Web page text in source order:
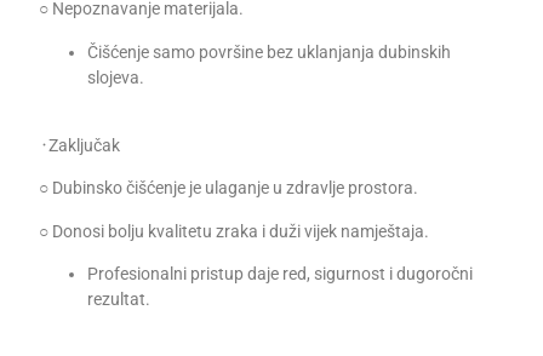
○ Nepoznavanje materijala.
Čišćenje samo površine bez uklanjanja dubinskih
slojeva.
᠂ Zaključak
○ Dubinsko čišćenje je ulaganje u zdravlje prostora.
○ Donosi bolju kvalitetu zraka i duži vijek namještaja.
Profesionalni pristup daje red, sigurnost i dugoročni
rezultat.